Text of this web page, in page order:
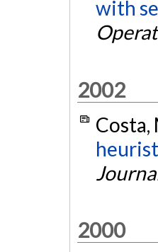
with
2002
Costa,
2000